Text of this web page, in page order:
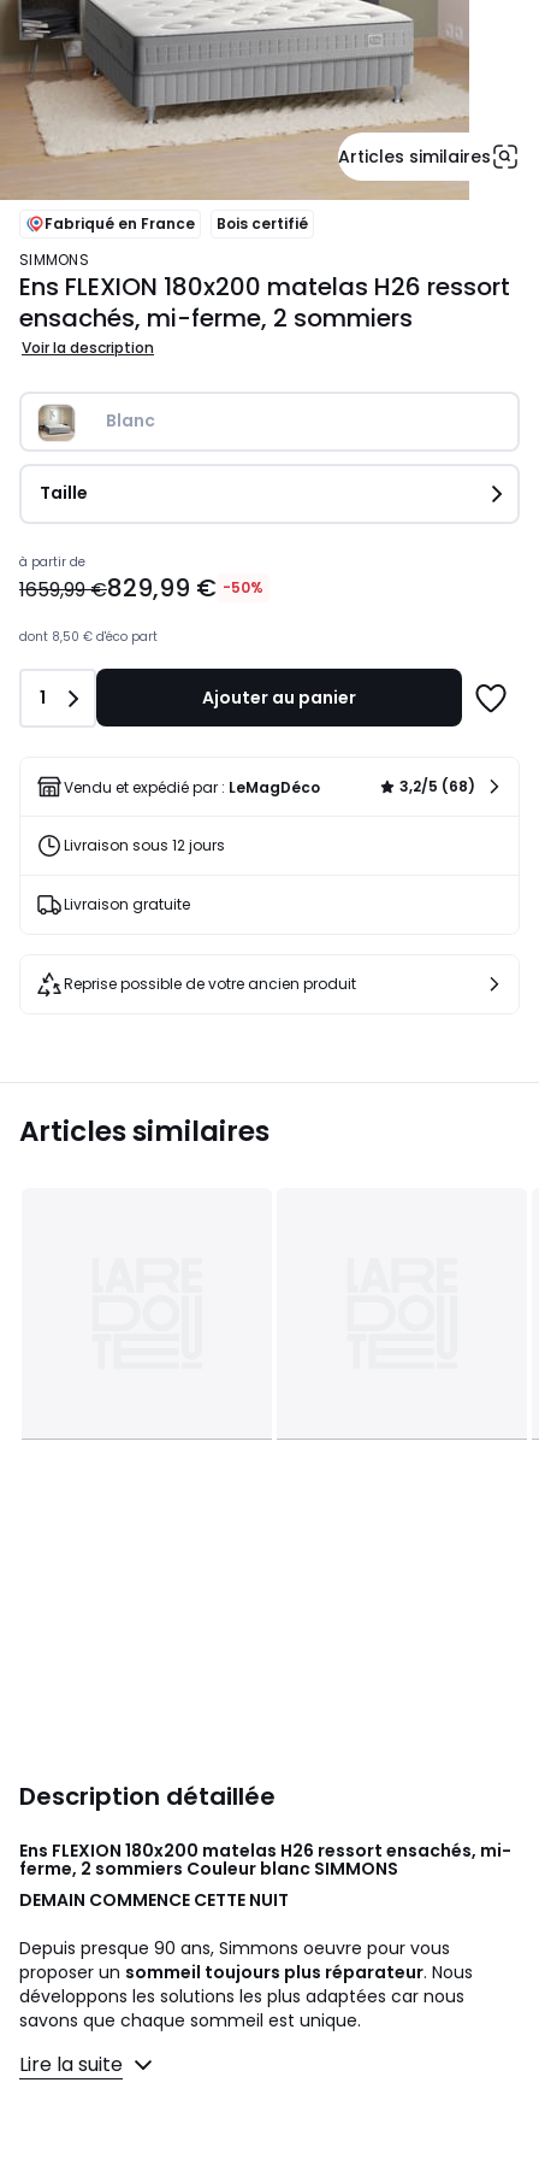
Articles similaires
Fabriqué en France
Bois certifié
SIMMONS
Ens FLEXION 180x200 matelas H26 ressort
ensachés, mi-ferme, 2 sommiers
Voir la description
Blanc
Taille
Prix
à
de
lieu
1659,99
50%
de
appliquée.
à partir de
1659,99 €829,99 € -50%
dont 8,50 € d'éco part
Quantité
1 Ajouter au panier
liste
Vendu et expédié par : LeMagDéco 3,2/5 (68)
Livraison sous 12 jours
Livraison gratuite
Reprise possible de votre ancien produit
Articles similaires
Description détaillée
Ens FLEXION 180x200 matelas H26 ressort ensachés, mi-
ferme, 2 sommiers Couleur blanc SIMMONS
DEMAIN COMMENCE CETTE NUIT
Depuis presque 90 ans, Simmons oeuvre pour vous
proposer un sommeil toujours plus réparateur. Nous
développons les solutions les plus adaptées car nous
savons que chaque sommeil est unique.
Conscient de l'importance d'un sommeil réparateur,
Lire la suite